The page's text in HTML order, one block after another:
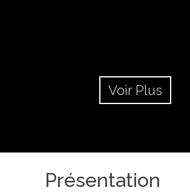
Voir Plus
Présentation